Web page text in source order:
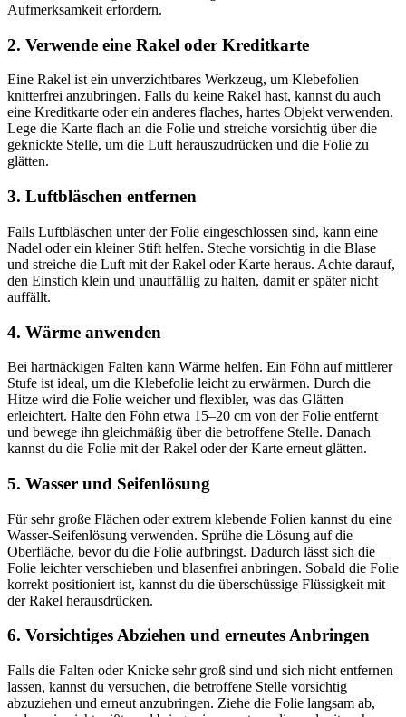
Aufmerksamkeit erfordern.
2. Verwende eine Rakel oder Kreditkarte
Eine Rakel ist ein unverzichtbares Werkzeug, um Klebefolien
knitterfrei anzubringen. Falls du keine Rakel hast, kannst du auch
eine Kreditkarte oder ein anderes flaches, hartes Objekt verwenden.
Lege die Karte flach an die Folie und streiche vorsichtig über die
geknickte Stelle, um die Luft herauszudrücken und die Folie zu
glätten.
3. Luftbläschen entfernen
Falls Luftbläschen unter der Folie eingeschlossen sind, kann eine
Nadel oder ein kleiner Stift helfen. Steche vorsichtig in die Blase
und streiche die Luft mit der Rakel oder Karte heraus. Achte darauf,
den Einstich klein und unauffällig zu halten, damit er später nicht
auffällt.
4. Wärme anwenden
Bei hartnäckigen Falten kann Wärme helfen. Ein Föhn auf mittlerer
Stufe ist ideal, um die Klebefolie leicht zu erwärmen. Durch die
Hitze wird die Folie weicher und flexibler, was das Glätten
erleichtert. Halte den Föhn etwa 15–20 cm von der Folie entfernt
und bewege ihn gleichmäßig über die betroffene Stelle. Danach
kannst du die Folie mit der Rakel oder der Karte erneut glätten.
5. Wasser und Seifenlösung
Für sehr große Flächen oder extrem klebende Folien kannst du eine
Wasser-Seifenlösung verwenden. Sprühe die Lösung auf die
Oberfläche, bevor du die Folie aufbringst. Dadurch lässt sich die
Folie leichter verschieben und blasenfrei anbringen. Sobald die Folie
korrekt positioniert ist, kannst du die überschüssige Flüssigkeit mit
der Rakel herausdrücken.
6. Vorsichtiges Abziehen und erneutes Anbringen
Falls die Falten oder Knicke sehr groß sind und sich nicht entfernen
lassen, kannst du versuchen, die betroffene Stelle vorsichtig
abzuziehen und erneut anzubringen. Ziehe die Folie langsam ab,